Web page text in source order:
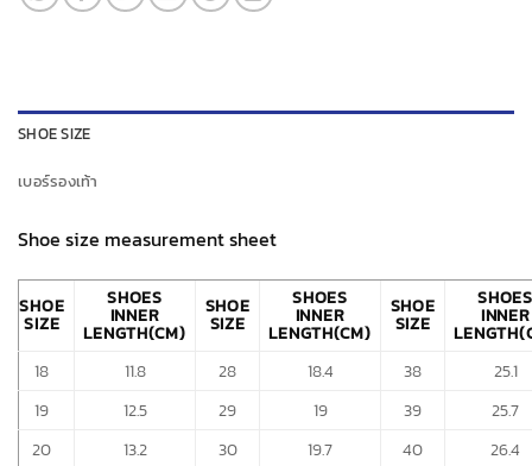
SHOE SIZE
เบอร์รองเท้า
Shoe size measurement sheet
SHOE
SIZE
SHOES
INNER
LENGTH(CM)
SHOE
SIZE
SHOES
INNER
LENGTH(CM)
SHOE
SIZE
SHOES
INNER
18
11.8 28 18.4 38
25.1
19
12.5 29 19 39
25.7
20
13.2 30 19.7 40
26.4